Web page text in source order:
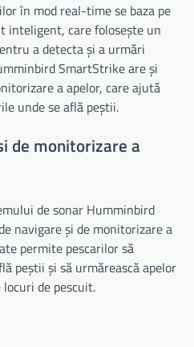
în mod real-time se baza pe
inteligent, care folosește un
a detecta și a urmări
SmartStrike are și
a apelor, care ajută
unde se află peștii.
de monitorizare a
de sonar Humminbird
navigare și de monitorizare a
permite pescarilor să
peștii și să urmărească apelor
de pescuit.